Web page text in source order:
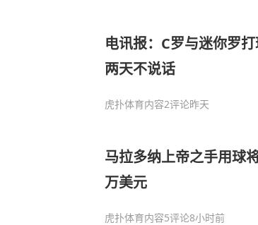
电讯报：C罗与迷你罗
两天不说话
虎扑体育内容2评论昨天
马拉多纳上帝之手用球
万美元
虎扑体育内容5评论8小时前